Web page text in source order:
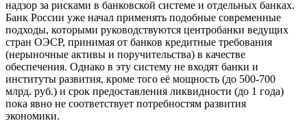
надзор за рисками в банковской системе и отдельных банках.
Банк России уже начал применять подобные современные
подходы, которыми руководствуются центробанки ведущих
стран ОЭСР, принимая от банков кредитные требования
(нерыночные активы и поручительства) в качестве
обеспечения. Однако в эту систему не входят банки и
институты развития, кроме того её мощность (до 500-700
млрд. руб.) и срок предоставления ликвидности (до 1 года)
пока явно не соответствует потребностям развития
экономики.